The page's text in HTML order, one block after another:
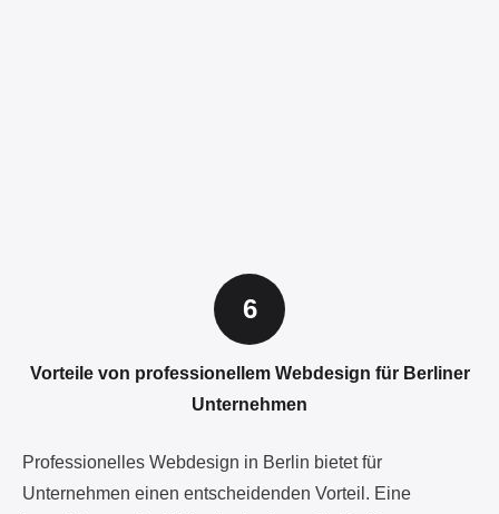
Vorteile von professionellem Webdesign für Berliner
Unternehmen
Professionelles Webdesign in Berlin bietet für
Unternehmen einen entscheidenden Vorteil. Eine